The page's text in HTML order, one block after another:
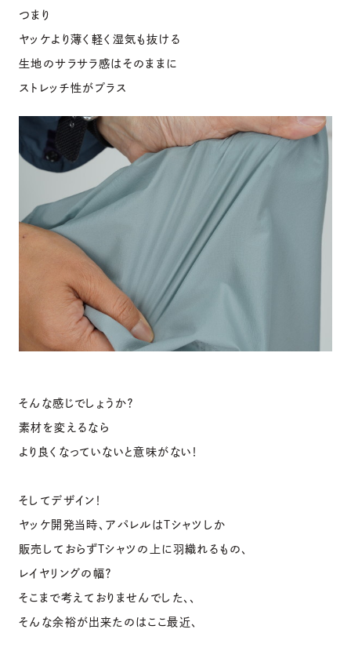
つまり
ヤッケより薄く軽く湿気も抜ける
生地のサラサラ感はそのままに
ストレッチ性がプラス
そんな感じでしょうか？
素材を変えるなら
より良くなっていないと意味がない！
そしてデザイン！
ヤッケ開発当時、アパレルはTシャツしか
販売しておらずTシャツの上に羽織れるもの、
レイヤリングの幅？
そこまで考えておりませんでした、、
そんな余裕が出来たのはここ最近、